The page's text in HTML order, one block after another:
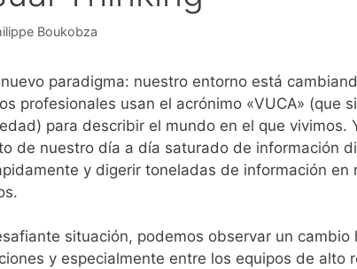
Boukobza
paradigma: nuestro entorno está
profesionales usan el acrónimo «VUCA» (que
para describir el mundo en el que vivimos.
de nuestro día a día saturado de información
y digerir toneladas de información en
situación, podemos observar un
y especialmente entre los equipos de alto